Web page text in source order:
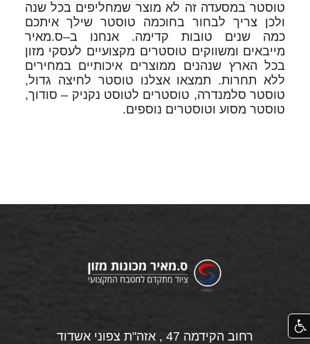
טוסטר במסעדה זה לא מוצר שמחליפים בכל שנה
ולכן צריך לבחור בחוכמה טוסטר שילך איתכם
כמה שנים טובות קדימה. אנחנו ב–ס.מאיר
מייבאים ומשווקים טוסטרים מקצועיים לעסקי מזון
בכל הארץ שנהנים ממוצרים איכותיים במחירים
ללא תחרות. תמצאו אצלנו טוסטר לחיצה גדול,
טוסטר סלמנדרה, טוסטרים לטוסט נקניק – סודוך,
טוסטר מסוע וטוסטרים נוספים.
רחוב הקידמה 47 , אזה"ת צפוני אשדוד